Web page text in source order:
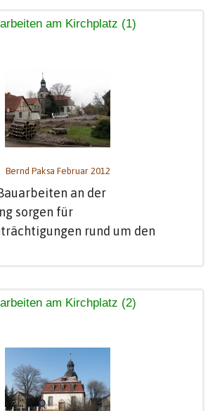
am Kirchplatz (1)
Bernd Paksa Februar 2012
an der
sorgen für
rund um den
am Kirchplatz (2)